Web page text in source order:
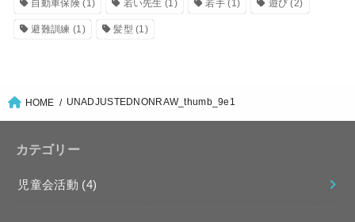
自動車保険(1) 若い先生 (1) 若手(1) 遊び (2)
避難訓練 (1) 髪型 (1)
HOME UNADJUSTEDNONRAW_thumb_9e1
カテゴリー
児童会活動 (4)